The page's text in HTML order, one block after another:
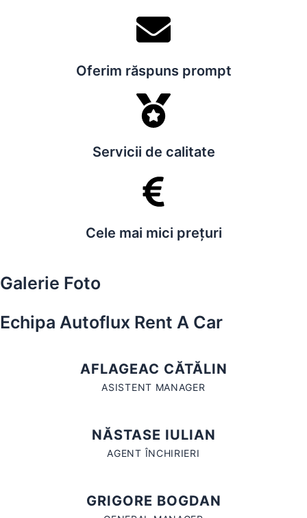
Oferim răspuns prompt
Servicii de calitate
Cele mai mici prețuri
Galerie Foto
Echipa Autoflux Rent A Car
AFLAGEAC CĂTĂLIN
ASISTENT MANAGER
NĂSTASE IULIAN
AGENT ÎNCHIRIERI
GRIGORE BOGDAN